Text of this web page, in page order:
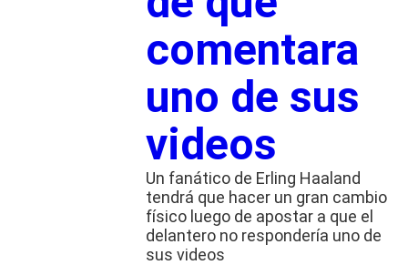
comentara
uno de sus
videos
Un fanático de Erling Haaland
tendrá que hacer un gran cambio
físico luego de apostar a que el
delantero no respondería uno de
sus videos